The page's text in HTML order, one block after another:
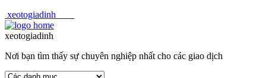
xeotogiadinh
Skip
to
Skip
to
xeotogiadinh
Nơi bạn tìm thấy sự chuyên nghiệp nhất cho các giao dịch